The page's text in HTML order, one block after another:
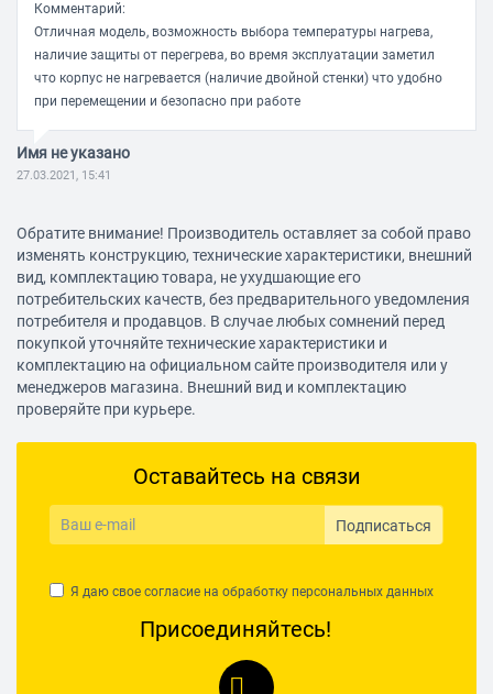
Комментарий:
Отличная модель, возможность выбора температуры нагрева,
наличие защиты от перегрева, во время эксплуатации заметил
что корпус не нагревается (наличие двойной стенки) что удобно
при перемещении и безопасно при работе
Имя не указано
27.03.2021, 15:41
Достоинства:
Недостатки:
Пока не выявил
Комментарий:
Если помещение что вы хотите прогреть , не герметичное, и есть
открытые места и сквозняк , не надейтесь на прогрев его
целиком!!! Тепло будет только около самой дуйки!!!
Обратите внимание! Производитель оставляет за собой право
изменять конструкцию, технические характеристики, внешний
вид, комплектацию товара, не ухудшающие его
потребительских качеств, без предварительного уведомления
потребителя и продавцов. В случае любых сомнений перед
покупкой уточняйте технические характеристики и
комплектацию на официальном сайте производителя или у
менеджеров магазина. Внешний вид и комплектацию
проверяйте при курьере.
Оставайтесь на связи
Подписаться
Я даю свое согласие на обработку персональных данных
Присоединяйтесь!